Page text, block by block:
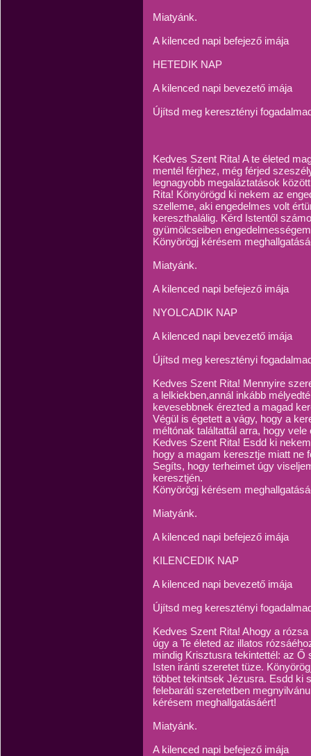
Miatyánk.
A kilenced napi befejező imája
HETEDIK NAP
A kilenced napi bevezető imája
Újítsd meg keresztényi
Kedves Szent Rita! A te életed
mentél férjhez, még férjed
legnagyobb megaláztatások
Rita! Könyörögd ki nekem az
szelleme, aki engedelmes volt
kereszthalálig. Kérd Istentől
gyümölcseiben
Könyörögj kérésem
Miatyánk.
A kilenced napi befejező imája
NYOLCADIK NAP
A kilenced napi bevezető imája
Újítsd meg keresztényi
Kedves Szent Rita! Mennyire
a lelkiekben,annál inkább
kevesebbnek érezted a magad
Végül is égetett a vágy, hogy a
méltónak találtattál arra, hogy
Kedves Szent Rita! Esdd ki
hogy a magam keresztje miatt ne
Segíts, hogy terheimet úgy
keresztjén.
Könyörögj kérésem
Miatyánk.
A kilenced napi befejező imája
KILENCEDIK NAP
A kilenced napi bevezető imája
Újítsd meg keresztényi
Kedves Szent Rita! Ahogy a
úgy a Te életed az illatos
mindig Krisztusra tekintettél: az
Isten iránti szeretet tüze.
többet tekintsek Jézusra. Esdd ki
felebaráti szeretetben
kérésem meghallgatásáért!
Miatyánk.
A kilenced napi befejező imája